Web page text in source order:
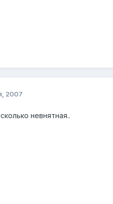
2007
невнятная..